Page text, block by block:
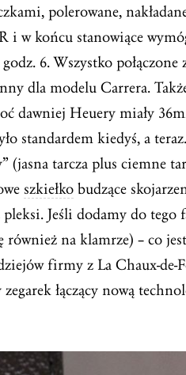
polerowane,
i w końcu stanowiące
6. Wszystko połączone
dla modelu Carrera.
dawniej Heuery miały
standardem kiedyś, a teraz.
(jasna tarcza plus ciemne
szkiełko budzące
Jeśli dodamy do tego
na klamrze) – co jest
firmy z La Chaux-de-
łączący nową